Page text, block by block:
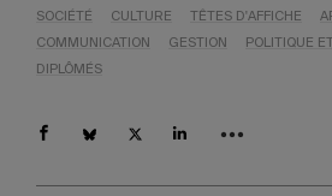
SOCIÉTÉ CULTURE TÊTES D'AFFICHE
COMMUNICATION
GESTION POLITIQUE
DIPLÔMÉS